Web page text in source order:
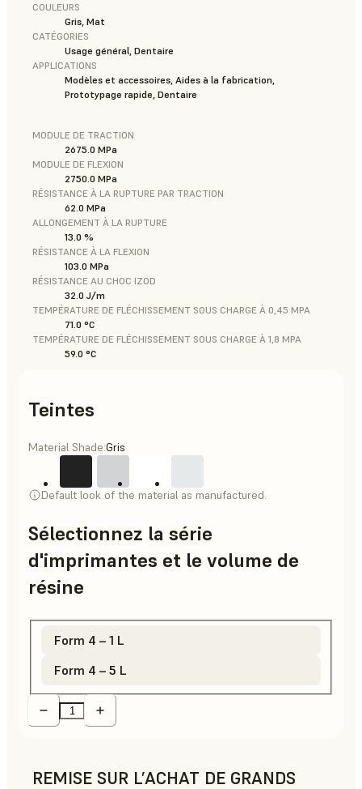
COULEURS
Gris, Mat
CATÉGORIES
Usage général, Dentaire
APPLICATIONS
Modèles et accessoires, Aides à la fabrication,
Prototypage rapide, Dentaire
MODULE DE TRACTION
2675.0 MPa
MODULE DE FLEXION
2750.0 MPa
RÉSISTANCE À LA RUPTURE PAR TRACTION
62.0 MPa
ALLONGEMENT À LA RUPTURE
13.0 %
RÉSISTANCE À LA FLEXION
103.0 MPa
RÉSISTANCE AU CHOC IZOD
32.0 J/m
TEMPÉRATURE DE FLÉCHISSEMENT SOUS CHARGE À 0,45 MPA
71.0 °C
TEMPÉRATURE DE FLÉCHISSEMENT SOUS CHARGE À 1,8 MPA
59.0 °C
Teintes
Material Shade:Gris
Default look of the material as manufactured.
Sélectionnez la série
d'imprimantes et le volume de
résine
Form 4 – 1 L
Form 4 – 5 L
REMISE SUR L’ACHAT DE GRANDS